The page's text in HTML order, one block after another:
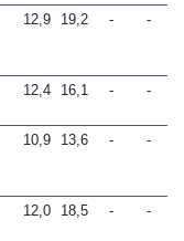
12,9 19,2 - -
12,4 16,1 - -
10,9 13,6 - -
12,0 18,5 - -